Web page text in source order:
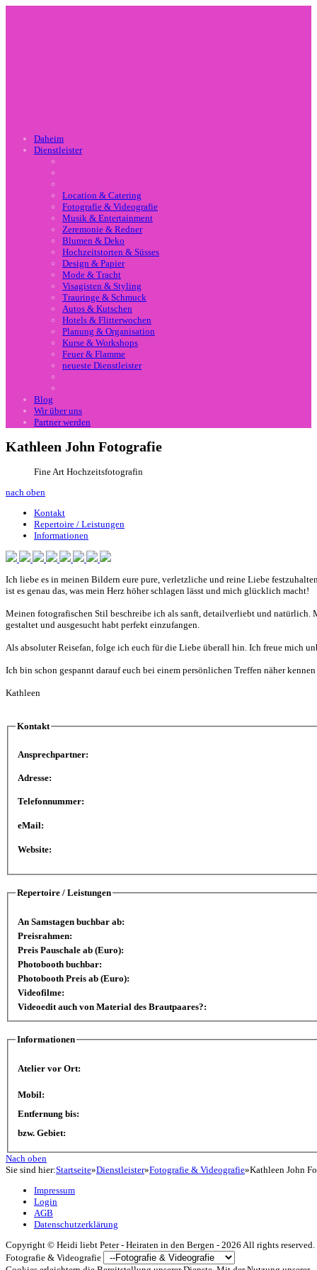
Daheim
Dienstleister
Location & Catering
Fotografie & Videografie
Musik & Entertainment
Zeremonie & Redner
Blumen & Deko
Hochzeitstorten & Süsses
Design & Papier
Mode & Tracht
Visagisten & Styling
Trauringe & Schmuck
Autos & Kutschen
Hotels & Flitterwochen
Planung & Organisation
Kurse & Workshops
Feuer & Flamme
neueste Dienstleister
Blog
Wir über uns
Partner werden
Kathleen John Fotografie
Fine Art Hochzeitsfotografin
nach oben
Kontakt
Repertoire / Leistungen
Informationen
Ich liebe es in meinen Bildern eure pure, verletzliche und reine Liebe
ist es genau das, was mein Herz höher schlagen lässt und mich glücklich macht!
Meinen fotografischen Stil beschreibe ich als sanft, detailverliebt und natürlich.
gestaltet und ausgesucht habt perfekt einzufangen.
Als absoluter Reisefan, folge ich euch für die Liebe überall hin. Ich freue mich
Ich bin schon gespannt darauf euch bei einem persönlichen Treffen näher
Kathleen
Kontakt
Ansprechpartner:
Adresse:
Telefonnummer:
eMail:
Website:
Repertoire / Leistungen
An Samstagen buchbar ab:
Preisrahmen:
Preis Pauschale ab (Euro):
Photobooth buchbar:
Photobooth Preis ab (Euro):
Videofilme:
Videoedit auch von Material des Brautpaares?:
Informationen
Atelier vor Ort:
Mobil:
Entfernung bis:
bzw. Gebiet:
Nach oben
Sie sind hier:Startseite»Dienstleister»Fotografie & Videografie»Kathleen John
Impressum
Login
AGB
Datenschutzerklärung
Copyright © Heidi liebt Peter - Heiraten in den Bergen - 2026 All rights reserved.
Fotografie & Videografie